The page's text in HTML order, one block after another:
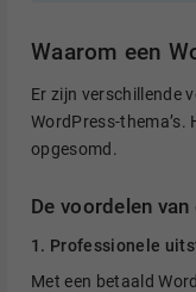
Waarom een
Er zijn verschillende
WordPress-thema’s.
opgesomd.
De voordelen
1. Professionele
Met een betaald